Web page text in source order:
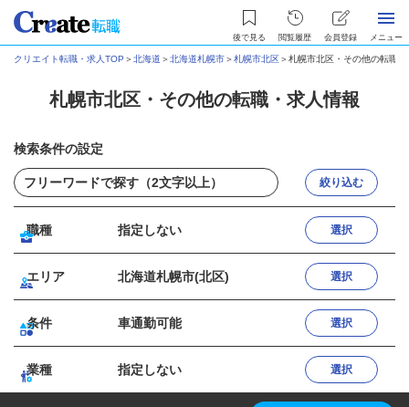
後で見る 閲覧履歴 会員登録 メニュー
クリエイト転職・求人TOP ＞北海道 ＞北海道札幌市＞札幌市北区＞札幌市北区・その他の転職
札幌市北区・その他の転職・求人情報
検索条件の設定
絞り込む
職種 指定しない 選択
エリア 北海道札幌市(北区) 選択
条件 車通勤可能 選択
業種 指定しない 選択